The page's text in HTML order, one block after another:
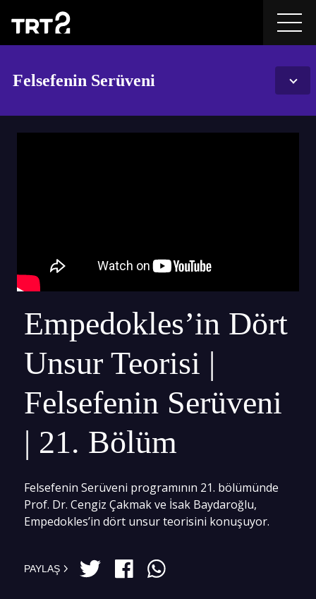
Felsefenin Serüveni
Empedokles’in Dört
Unsur Teorisi |
Felsefenin Serüveni
| 21. Bölüm
Felsefenin Serüveni programının 21. bölümünde
Prof. Dr. Cengiz Çakmak ve İsak Baydaroğlu,
Empedokles’in dört unsur teorisini konuşuyor.
PAYLAŞ